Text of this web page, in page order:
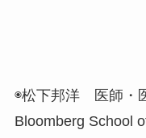
◉松下邦洋 医師・
Bloomberg School